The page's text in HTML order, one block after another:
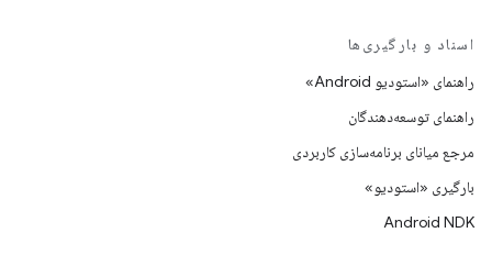
اسناد و بارگیری‌ها
راهنمای «استودیو Android»
راهنمای توسعه‌دهندگان
مرجع میانای برنامه‌سازی کاربردی
بارگیری «استودیو»
Android NDK